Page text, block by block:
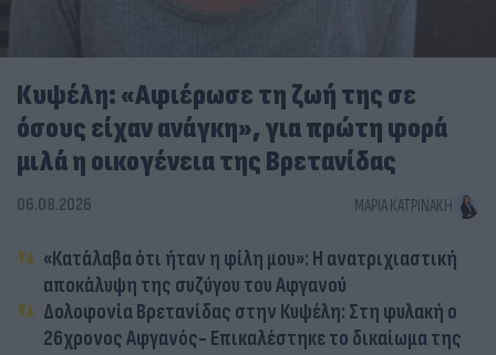
Κυψέλη: «Αφιέρωσε τη ζωή της σε
όσους είχαν ανάγκη», για πρώτη φορά
μιλά η οικογένεια της Βρετανίδας
06.08.2026 ΜΑΡΊΑ ΚΑΤΡΙΝΆΚΗ
«Κατάλαβα ότι ήταν η φίλη μου»: Η ανατριχιαστική
αποκάλυψη της συζύγου του Αφγανού
Δολοφονία Βρετανίδας στην Κυψέλη: Στη φυλακή ο
26χρονος Αφγανός- Επικαλέστηκε το δικαίωμα της